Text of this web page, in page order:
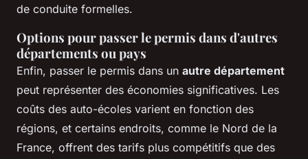
de conduite formelles.
Options pour passer le permis dans d'autres
départements ou pays
Enfin, passer le permis dans un autre département
peut représenter des économies significatives. Les
coûts des auto-écoles varient en fonction des
régions, et certains endroits, comme le Nord de la
France, offrent des tarifs plus compétitifs que des